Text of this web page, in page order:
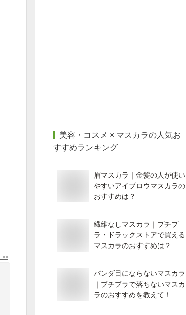
>>
美容・コスメ × マスカラの人気お
すすめランキング
眉マスカラ｜金髪の人が使い
やすいアイブロウマスカラの
おすすめは？
繊維なしマスカラ｜プチプ
ラ・ドラックストアで買える
マスカラのおすすめは？
パンダ目にならないマスカラ
｜プチプラで落ちないマスカ
ラのおすすめを教えて！